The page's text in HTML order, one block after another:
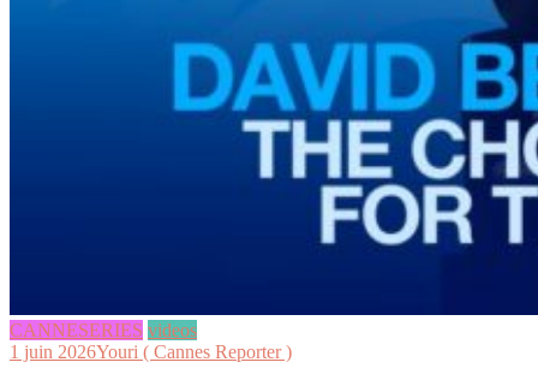
CANNESERIES videos
1 juin 2026Youri ( Cannes Reporter )